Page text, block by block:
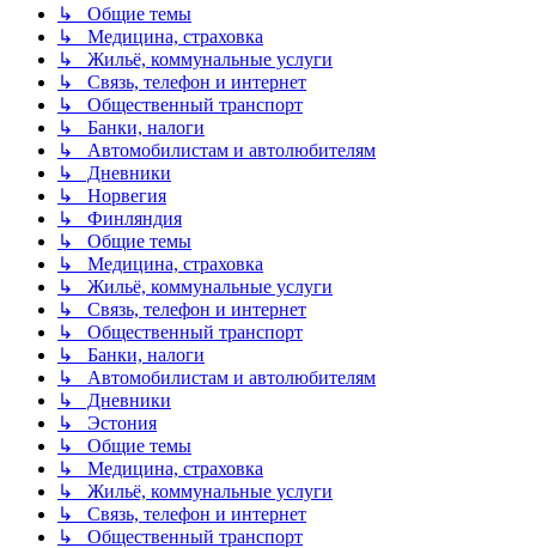
↳ Общие темы
↳ Медицина, страховка
↳ Жильё, коммунальные услуги
↳ Связь, телефон и интернет
↳ Общественный транспорт
↳ Банки, налоги
↳ Автомобилистам и автолюбителям
↳ Дневники
↳ Норвегия
↳ Финляндия
↳ Общие темы
↳ Медицина, страховка
↳ Жильё, коммунальные услуги
↳ Связь, телефон и интернет
↳ Общественный транспорт
↳ Банки, налоги
↳ Автомобилистам и автолюбителям
↳ Дневники
↳ Эстония
↳ Общие темы
↳ Медицина, страховка
↳ Жильё, коммунальные услуги
↳ Связь, телефон и интернет
↳ Общественный транспорт